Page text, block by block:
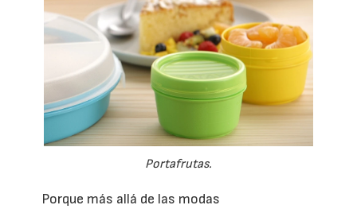
Portafrutas.
Porque más allá de las modas